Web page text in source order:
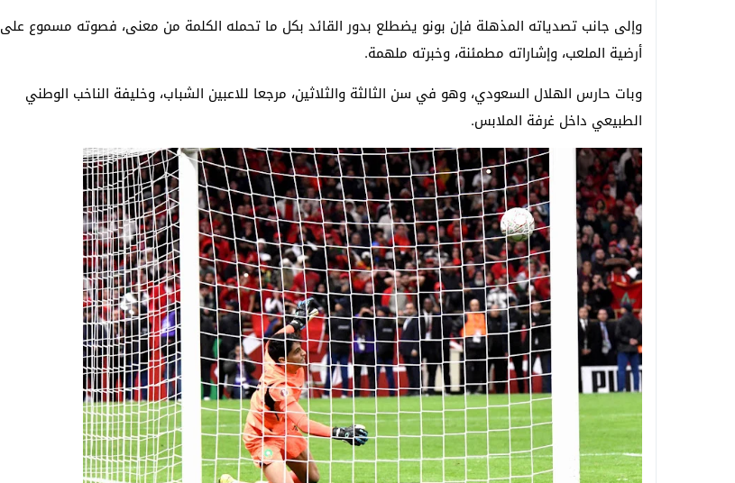
وإلى جانب تصدياته المذهلة فإن بونو يضطلع بدور القائد بكل ما تحمله الكلمة من معنى، فصوته مسموع على
أرضية الملعب، وإشاراته مطمئنة، وخبرته ملهمة.
وبات حارس الهلال السعودي، وهو في سن الثالثة والثلاثين، مرجعا للاعبين الشباب، وخليفة الناخب الوطني
الطبيعي داخل غرفة الملابس.